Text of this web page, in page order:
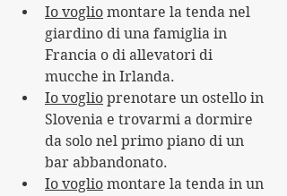
Io voglio montare la tenda nel
giardino di una famiglia in
Francia o di allevatori di
mucche in Irlanda.
Io voglio prenotare un ostello in
Slovenia e trovarmi a dormire
da solo nel primo piano di un
bar abbandonato.
Io voglio montare la tenda in un